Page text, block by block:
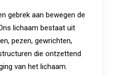
gebrek aan bewegen de
lichaam bestaat uit
pezen, gewrichten,
die ontzettend
van het lichaam.